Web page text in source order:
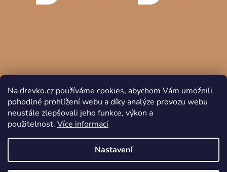
Na drevko.cz používáme cookies, abychom Vám umožnili
pohodlné prohlížení webu a díky analýze provozu webu
neustále zlepšovali jeho funkce, výkon a
použitelnost. Více informací
Nastavení